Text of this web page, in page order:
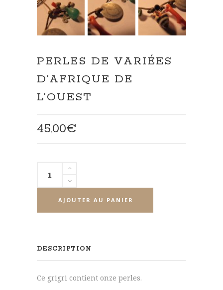
PERLES DE VARIÉES
D’AFRIQUE DE
L’OUEST
45,00€
AJOUTER AU PANIER
DESCRIPTION
Ce grigri contient onze perles.